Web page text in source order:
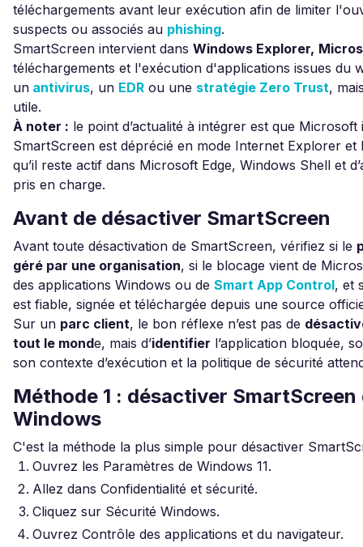
téléchargements avant leur exécution afin de limiter
suspects ou associés au phishing.
SmartScreen intervient dans Windows Explorer,
téléchargements et l'exécution d'applications issues du
un antivirus, un EDR ou une stratégie Zero Trust,
utile.
À noter : le point d’actualité à intégrer est que Microsoft
SmartScreen est déprécié en mode Internet Explorer et
qu’il reste actif dans Microsoft Edge, Windows Shell et
pris en charge.
Avant de désactiver SmartScreen
Avant toute désactivation de SmartScreen, vérifiez si le
géré par une organisation, si le blocage vient de
des applications Windows ou de Smart App Control, et
est fiable, signée et téléchargée depuis une source
Sur un parc client, le bon réflexe n’est pas de
tout le monde, mais d’identifier l’application bloquée,
son contexte d’exécution et la politique de sécurité
Méthode 1 : désactiver
Windows
C'est la méthode la plus simple pour désactiver
Ouvrez les Paramètres de Windows 11.
Allez dans Confidentialité et sécurité.
Cliquez sur Sécurité Windows.
Ouvrez Contrôle des applications et du navigateur.